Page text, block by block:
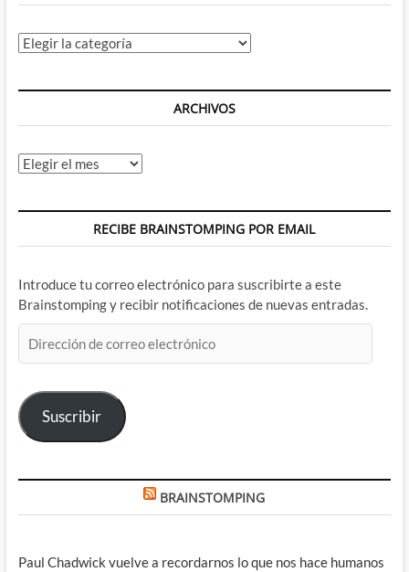
Categorías
ARCHIVOS
Archivos
RECIBE BRAINSTOMPING POR EMAIL
Introduce tu correo electrónico para suscribirte a este
Brainstomping y recibir notificaciones de nuevas entradas.
de
electrónico
Suscribir
BRAINSTOMPING
Paul Chadwick vuelve a recordarnos lo que nos hace humanos